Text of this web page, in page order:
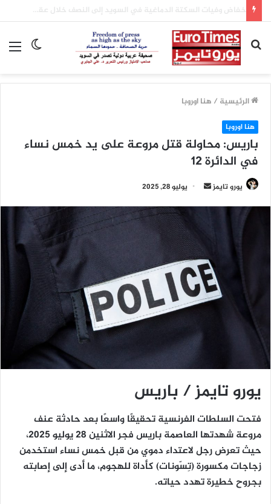
الوضع
بحث
عن
الرئيسية / هنا اوروبا
هنا اوروبا
باريس: محاولة قتل مروعة على يد خمس نساء
في الدائرة 12
يورو تايمز
أرسل
إلكترونيا
يوليو 28, 2025
يورو تايمز / باريس
فتحت السلطات الفرنسية تحقيقًا واسعًا بعد حادثة عنف
مروعة شهدتها العاصمة باريس فجر الاثنين 28 يوليو 2025،
حيث تعرض رجل لاعتداء دموي من قبل خمس نساء استخدمن
زجاجات مكسورة (تِسّونات) كأداة للهجوم، ما أدى إلى إصابته
بجروح خطيرة تهدد حياته.